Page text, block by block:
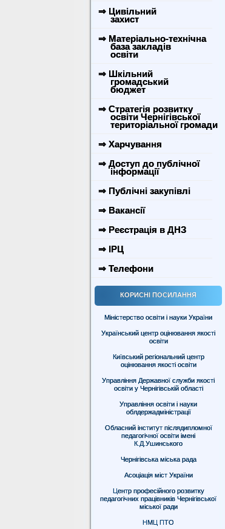
⇒ Цивільний
захист
⇒ Матеріально-технічна
база закладів
освіти
⇒ Шкільний
громадський
бюджет
⇒ Стратегія розвитку
освіти Чернігівської
територіальної громади
⇒ Харчування
⇒ Доступ до публічної
інформації
⇒ Публічні закупівлі
⇒ Вакансії
⇒ Реєстрація в ДНЗ
⇒ ІРЦ
⇒ Телефони
КОРИСНІ ПОСИЛАННЯ
Міністерство освіти і науки України
Український центр оцінювання якості
освіти
Київський регіональний центр
оцінювання якості освіти
Управління Державної служби якості
освіти у Чернігівській області
Управління освіти і науки
облдержадміністрації
Обласний інститут післядипломної
педагогічної освіти імені
К.Д.Ушинського
Чернігівська міська рада
Асоціація міст України
Центр професійного розвитку
педагогічних працівників Чернігівської
міської ради
НМЦ ПТО